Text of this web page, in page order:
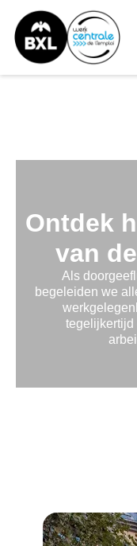
Ontdek
van
Als
begeleiden we
tegelijkertijd